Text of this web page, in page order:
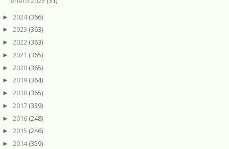
► 2024(366)
► 2023 (363)
► 2022 (363)
► 2021 (365)
► 2020 (365)
► 2019 (364)
► 2018 (365)
► 2017 (339)
► 2016 (248)
► 2015 (246)
► 2014(359)